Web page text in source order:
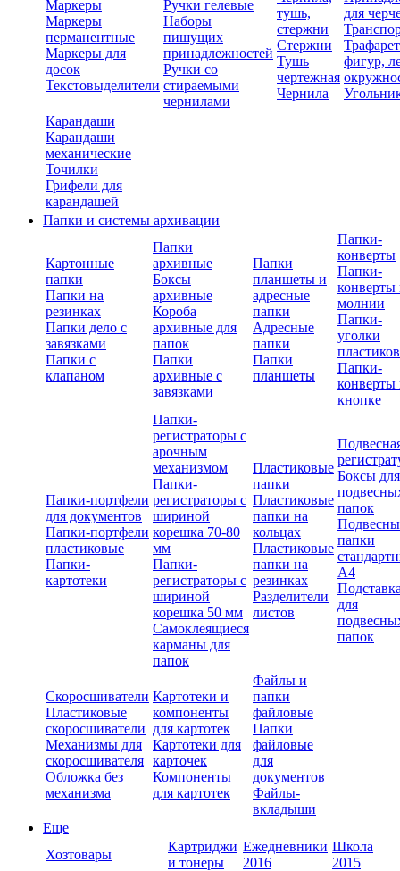
Маркеры
Маркеры
перманентные
Маркеры для
досок
Текстовыделители
Ручки гелевые
Наборы
пишущих
принадлежностей
Ручки со
стираемыми
чернилами
тушь,
стержни
Стержни
Тушь
чертежная
Чернила
для
фигур,
Карандаши
Карандаши
механические
Точилки
Грифели для
карандашей
Папки и системы архивации
Картонные
папки
Папки на
резинках
Папки дело с
завязками
Папки с
клапаном
Папки
архивные
Боксы
архивные
Короба
архивные для
папок
Папки
архивные с
завязками
Папки
планшеты и
адресные
папки
Адресные
папки
Папки
планшеты
Папки-
конверты
Папки-
конверты
молнии
Папки-
уголки
Папки-
конверты
кнопке
Папки-портфели
для документов
Папки-портфели
пластиковые
Папки-
картотеки
Папки-
регистраторы с
арочным
механизмом
Папки-
регистраторы с
шириной
корешка 70-80
мм
Папки-
регистраторы с
шириной
корешка 50 мм
Самоклеящиеся
карманы для
папок
Пластиковые
папки
Пластиковые
папки на
кольцах
Пластиковые
папки на
резинках
Разделители
листов
Боксы для
папок
папки
А4
для
папок
Скоросшиватели
Пластиковые
скоросшиватели
Механизмы для
скоросшивателя
Обложка без
механизма
Картотеки и
компоненты
для картотек
Картотеки для
карточек
Компоненты
для картотек
Файлы и
папки
файловые
Папки
файловые
для
документов
Файлы-
вкладыши
Еще
Хозтовары
Картриджи
и тонеры
Ежедневники
2016
Школа
2015